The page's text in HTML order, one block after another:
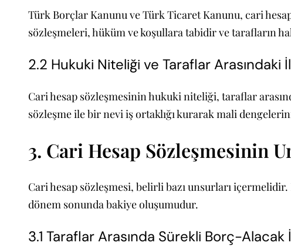
Türk Borçlar Kanunu ve Türk Ticaret Kanunu, cari
sözleşmeleri, hüküm ve koşullara tabidir ve tarafların
2.2 Hukuki Niteliği ve Taraflar Arasındaki
Cari hesap sözleşmesinin hukuki niteliği, taraflar
sözleşme ile bir nevi iş ortaklığı kurarak mali
3. Cari Hesap Sözleşmesinin
Cari hesap sözleşmesi, belirli bazı unsurları
dönem sonunda bakiye oluşumudur.
3.1 Taraflar Arasında Sürekli Borç-Alacak